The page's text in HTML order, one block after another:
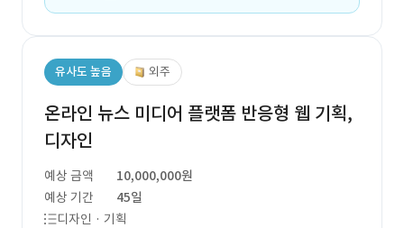
유사도 높음 외주
온라인 뉴스 미디어 플랫폼 반응형 웹 기획,
디자인
예상 금액
10,000,000원
예상 기간
45일
디자인 · 기획